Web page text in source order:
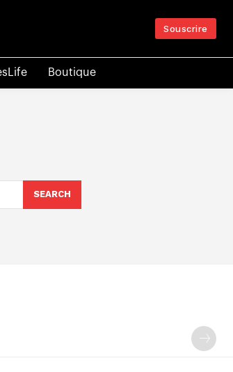
Souscrire
Boutique
SEARCH